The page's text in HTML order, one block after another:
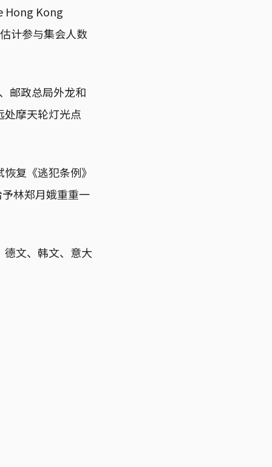
Hong Kong
计参与集会人数
邮政总局外龙和
摩天轮灯光点
复《逃犯条例》
林郑月娥重重一
文、韩文、意大